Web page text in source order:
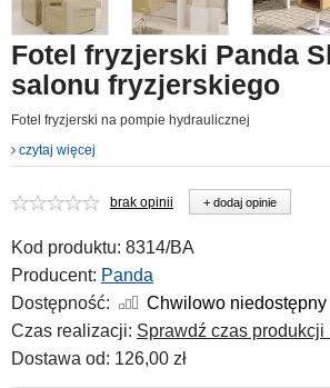
Fotel fryzjerski Panda
salonu fryzjerskiego
Fotel fryzjerski na pompie hydraulicznej
czytaj więcej
brak opinii + dodaj opinie
Kod produktu: 8314/BA
Producent: Panda
Dostępność:
Chwilowo niedostępny
Czas realizacji: Sprawdź czas produkcji
Dostawa od: 126,00 zł